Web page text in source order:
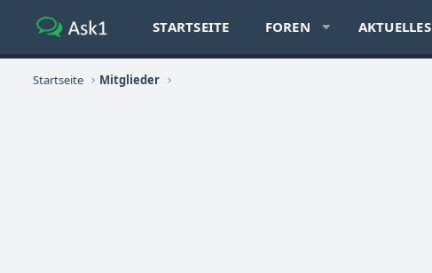
STARTSEITE FOREN AKTUELLES
Startseite Mitglieder